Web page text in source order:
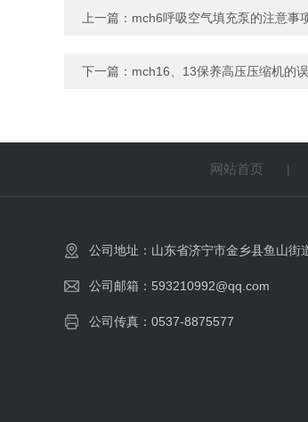
上一篇： mch6呼吸空气填充泵的注意事
下一篇： mch16、13保养高压压缩机的
网站首页 |
公司地址：山东省济宁市金乡县鱼山街
公司邮箱：593210992@qq.com
公司传真：0537-8875577